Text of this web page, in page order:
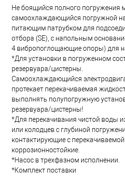
Не боящийся полного погружения
самоохлаждающийся погружной
питающим патрубком для
отбора (SE), с напольным
4 вибропоглощающие опоры) для
*Для установки в погруженном
резервуара/цистерны.
Самоохлаждающийся
протекает перекачиваемая
выполнять полупогружную
резервуара/цистерны!
*Для перекачивания чистой воды
или колодцев с глубиной
контактирующие с
коррозионностойкие.
*Насос в трехфазном исполнении.
*Комплект поставки